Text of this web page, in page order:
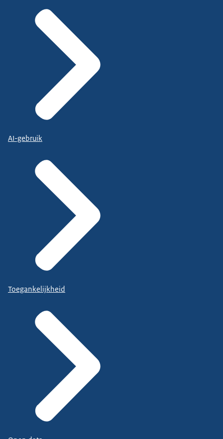
AI-gebruik
Toegankelijkheid